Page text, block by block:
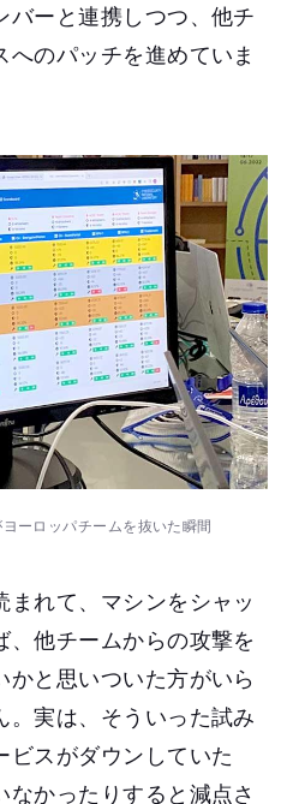
バーと連携しつつ、他チ
のパッチを進めていま
ーロッパチームを抜いた瞬間
まれて、マシンをシャッ
、他チームからの攻撃を
と思いついた方がいら
。実は、そういった試み
ビスがダウンしていた
なかったりすると減点さ